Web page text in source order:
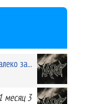
за...
месяц 3